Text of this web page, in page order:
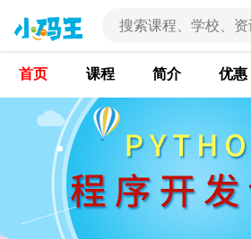
首页 课程 简介 优惠